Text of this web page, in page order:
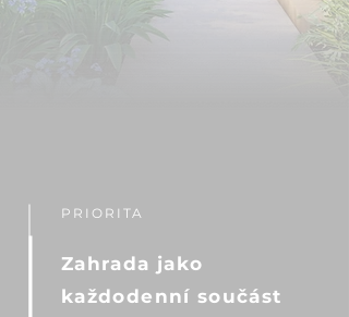
PRIORITA
Zahrada jako
každodenní součást